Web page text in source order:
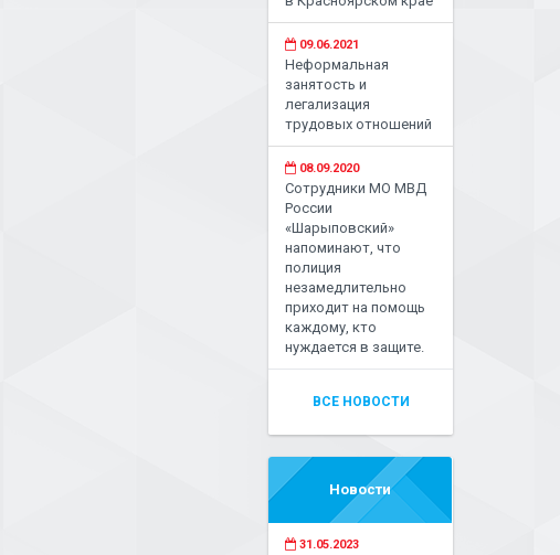
09.06.2021
Неформальная
занятость и
легализация
трудовых отношений
08.09.2020
Сотрудники МО МВД
России
«Шарыповский»
напоминают, что
полиция
незамедлительно
приходит на помощь
каждому, кто
нуждается в защите.
ВСЕ НОВОСТИ
Новости
31.05.2023